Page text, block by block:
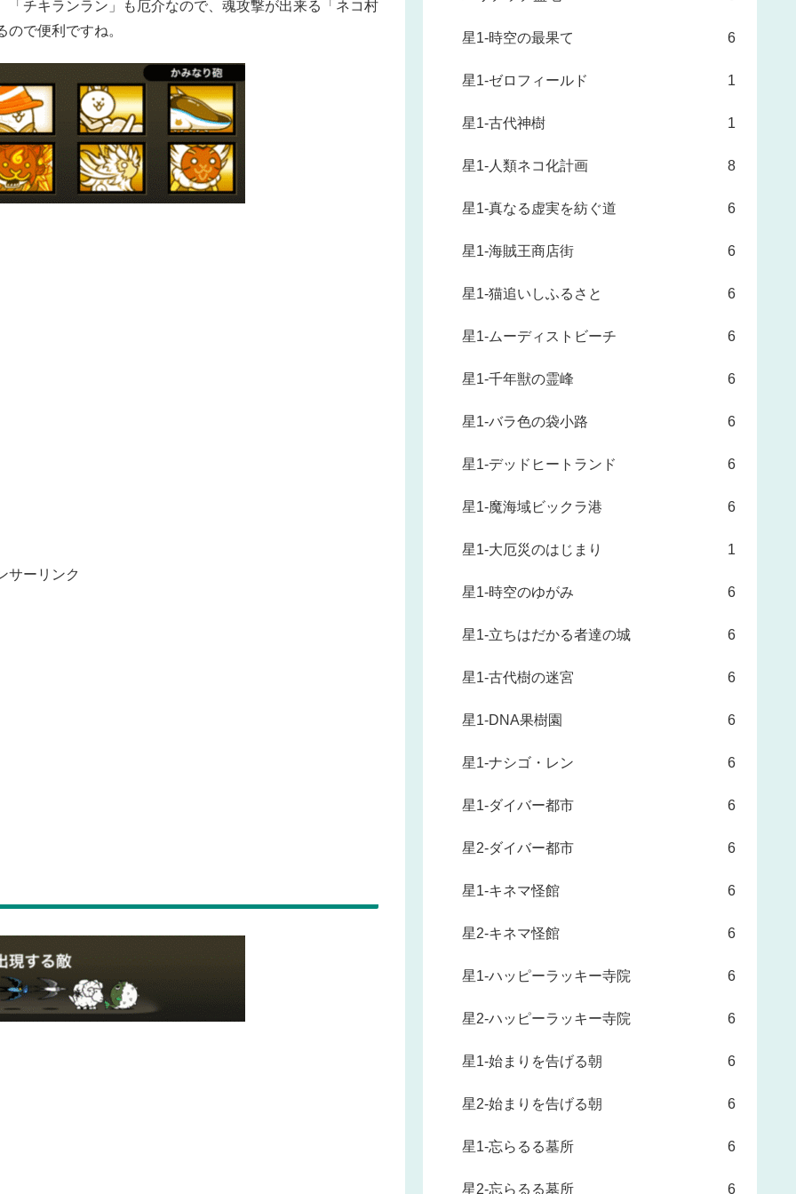
チキランラン」も厄介なので、魂攻撃が出来る「ネコ村
で便利ですね。
サーリンク
星1-時空の最果て 6
星1-ゼロフィールド 1
星1-古代神樹 1
星1-人類ネコ化計画 8
星1-真なる虚実を紡ぐ道 6
星1-海賊王商店街 6
星1-猫追いしふるさと 6
星1-ムーディストビーチ 6
星1-千年獣の霊峰 6
星1-バラ色の袋小路 6
星1-デッドヒートランド 6
星1-魔海域ビックラ港 6
星1-大厄災のはじまり 1
星1-時空のゆがみ 6
星1-立ちはだかる者達の城 6
星1-古代樹の迷宮 6
星1-DNA果樹園 6
星1-ナシゴ・レン 6
星1-ダイバー都市 6
星2-ダイバー都市 6
星1-キネマ怪館 6
星2-キネマ怪館 6
星1-ハッピーラッキー寺院 6
星2-ハッピーラッキー寺院 6
星1-始まりを告げる朝 6
星2-始まりを告げる朝 6
星1-忘らるる墓所 6
星2-忘らるる墓所 6